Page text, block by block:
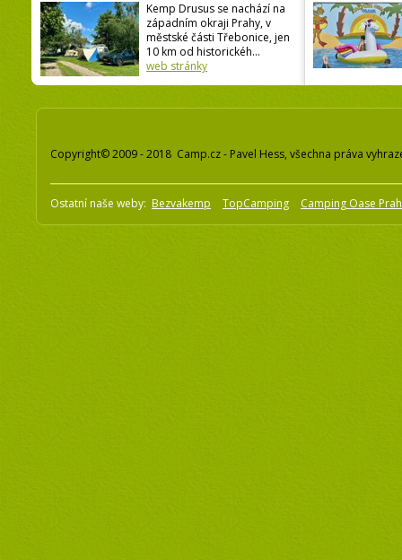
Kemp Drusus se nachází na
západním okraji Prahy, v
městské části Třebonice, jen
10 km od historickéh...
web stránky
Copyright© 2009 - 2018 Camp.cz - Pavel Hess, všechna práva
Ostatní naše weby: Bezvakemp TopCamping Camping Oase